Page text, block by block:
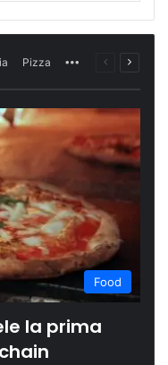
Pizza More Pagina
Food
la prima